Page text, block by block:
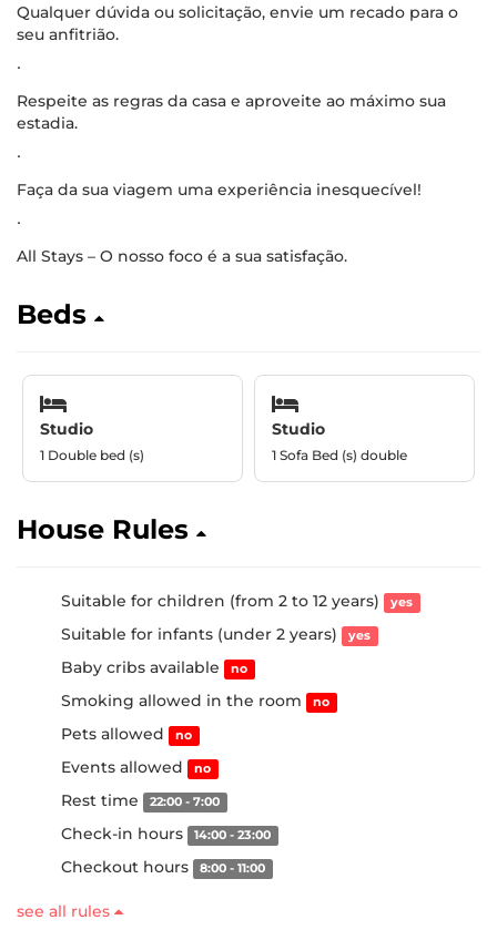
Qualquer dúvida ou solicitação, envie um recado para o
seu anfitrião.
∙
Respeite as regras da casa e aproveite ao máximo sua
estadia.
∙
Faça da sua viagem uma experiência inesquecível!
∙
All Stays – O nosso foco é a sua satisfação.
Beds
Studio
1 Double bed (s)
Studio
1 Sofa Bed (s) double
House Rules
Suitable for children (from 2 to 12 years) yes
Suitable for infants (under 2 years) yes
Baby cribs available no
Smoking allowed in the room no
Pets allowed no
Events allowed no
Rest time 22:00 - 7:00
Check-in hours 14:00 - 23:00
Checkout hours 8:00 - 11:00
see all rules